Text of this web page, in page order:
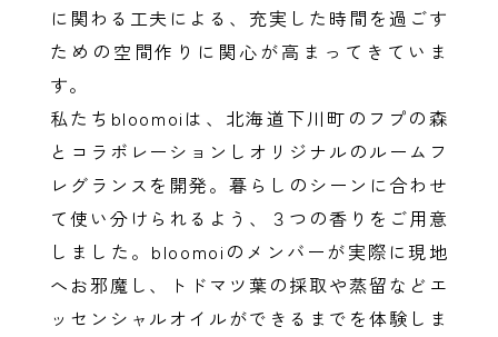
に関わる工夫による、充実した時間を過ごす
ための空間作りに関心が高まってきていま
す。
私たちbloomoiは、北海道下川町のフプの森
とコラボレーションしオリジナルのルームフ
レグランスを開発。暮らしのシーンに合わせ
て使い分けられるよう、３つの香りをご用意
しました。bloomoiのメンバーが実際に現地
へお邪魔し、トドマツ葉の採取や蒸留などエ
ッセンシャルオイルができるまでを体験しま